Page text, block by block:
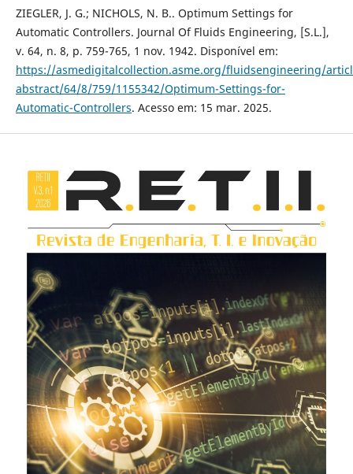
ZIEGLER, J. G.; NICHOLS, N. B.. Optimum Settings for
Automatic Controllers. Journal Of Fluids Engineering, [S.L.],
v. 64, n. 8, p. 759-765, 1 nov. 1942. Disponível em:
https://asmedigitalcollection.asme.org/fluidsengineering/
abstract/64/8/759/1155342/Optimum-Settings-for-
Automatic-Controllers. Acesso em: 15 mar. 2025.